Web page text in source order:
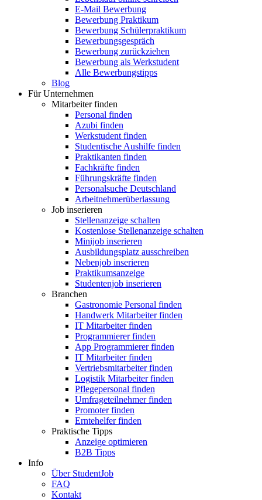
E-Mail Bewerbung
Bewerbung Praktikum
Bewerbung Schülerpraktikum
Bewerbungsgespräch
Bewerbung zurückziehen
Bewerbung als Werkstudent
Alle Bewerbungstipps
Blog
Für Unternehmen
Mitarbeiter finden
Personal finden
Azubi finden
Werkstudent finden
Studentische Aushilfe finden
Praktikanten finden
Fachkräfte finden
Führungskräfte finden
Personalsuche Deutschland
Arbeitnehmerüberlassung
Job inserieren
Stellenanzeige schalten
Kostenlose Stellenanzeige schalten
Minijob inserieren
Ausbildungsplatz ausschreiben
Nebenjob inserieren
Praktikumsanzeige
Studentenjob inserieren
Branchen
Gastronomie Personal finden
Handwerk Mitarbeiter finden
IT Mitarbeiter finden
Programmierer finden
App Programmierer finden
IT Mitarbeiter finden
Vertriebsmitarbeiter finden
Logistik Mitarbeiter finden
Pflegepersonal finden
Umfrageteilnehmer finden
Promoter finden
Erntehelfer finden
Praktische Tipps
Anzeige optimieren
B2B Tipps
Info
Über StudentJob
FAQ
Kontakt